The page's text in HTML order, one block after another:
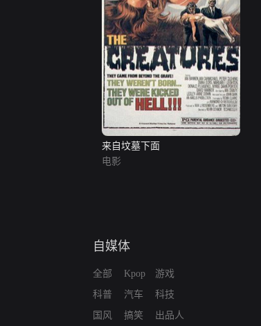
来自坟墓下面
电影
自媒体
全部
科普
国风
Kpop
汽车
搞笑
游戏
科技
出品人